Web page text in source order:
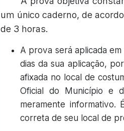
um único caderno, de
de 3 horas.
A prova será aplicada
dias da sua aplicação,
afixada no local de
Oficial do Município e
meramente informativo.
correta de seu local de